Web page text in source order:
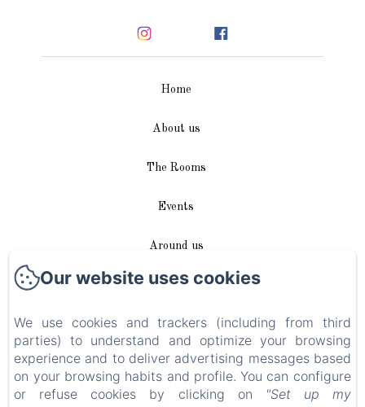
Home
About us
The Rooms
Events
Around us
Access / Contact
Plan du site
Blog
Legal notice
Our website uses cookies
We use cookies and trackers (including from third
parties) to understand and optimize your browsing
experience and to deliver advertising messages based
on your browsing habits and profile. You can configure
or refuse cookies by clicking on
"Set up my